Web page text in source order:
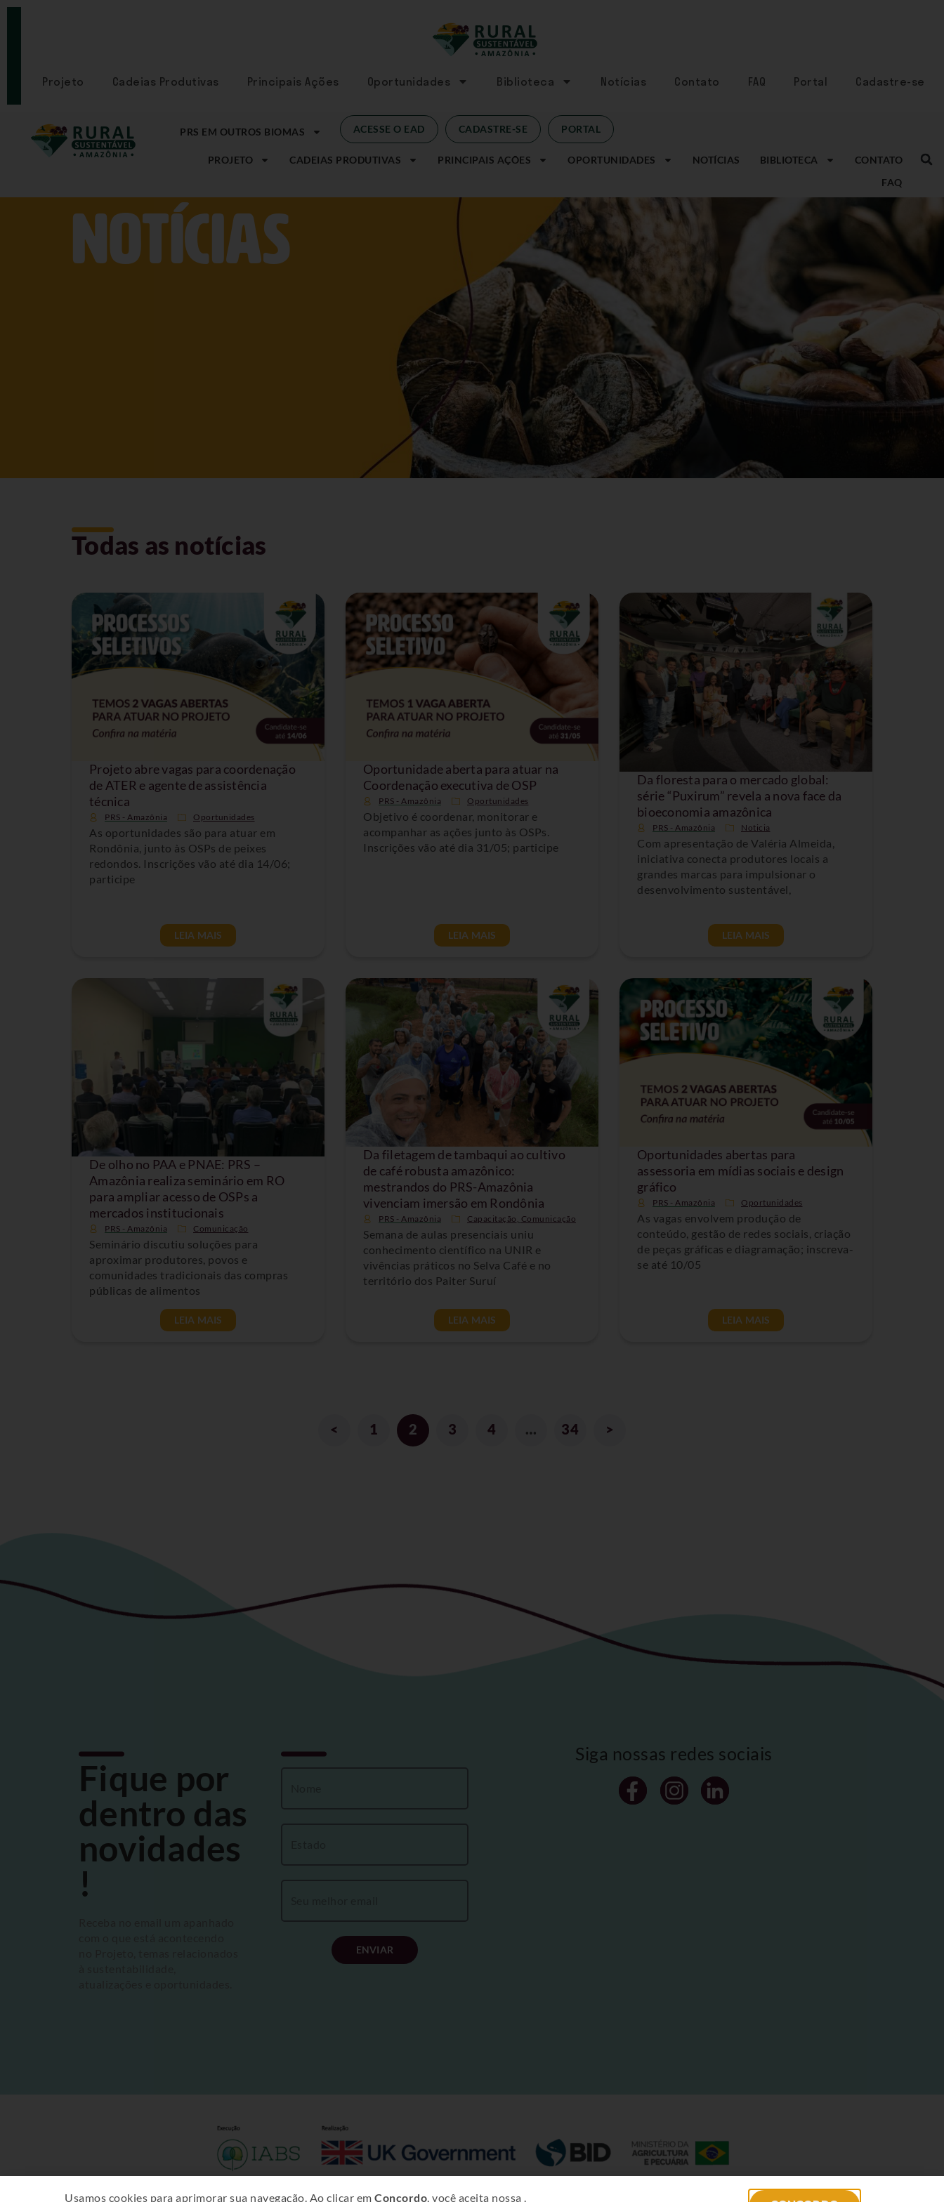
SE
Projeto Cadeias Produtivas Principais Ações Oportunidades Biblioteca Notícias Contato FAQ Portal Cadastre-se
PRS EM OUTROS BIOMAS ACESSE O EAD CADASTRE-SE PORTAL
PROJETO CADEIAS PRODUTIVAS PRINCIPAIS AÇÕES OPORTUNIDADES NOTÍCIAS BIBLIOTECA
CONTATO
FAQ
NOtícias
Todas as notícias
Projeto abre vagas para coordenação
de ATER e agente de assistência
técnica
PRS - Amazônia Oportunidades
As oportunidades são para atuar em
Rondônia, junto às OSPs de peixes
redondos. Inscrições vão até dia 14/06;
participe
LEIA MAIS
Oportunidade aberta para atuar na
Coordenação executiva de OSP
PRS - Amazônia Oportunidades
Objetivo é coordenar, monitorar e
acompanhar as ações junto às OSPs.
Inscrições vão até dia 31/05; participe
LEIA MAIS
Da floresta para o mercado global:
série “Puxirum” revela a nova face da
bioeconomia amazônica
PRS - Amazônia Noticia
Com apresentação de Valéria Almeida,
iniciativa conecta produtores locais a
grandes marcas para impulsionar o
desenvolvimento sustentável,
LEIA MAIS
De olho no PAA e PNAE: PRS –
Amazônia realiza seminário em RO
para ampliar acesso de OSPs a
mercados institucionais
PRS - Amazônia Comunicação
Seminário discutiu soluções para
aproximar produtores, povos e
comunidades tradicionais das compras
públicas de alimentos
LEIA MAIS
Da filetagem de tambaqui ao cultivo
de café robusta amazônico:
mestrandos do PRS-Amazônia
vivenciam imersão em Rondônia
PRS - Amazônia Capacitação Comunicação
Semana de aulas presenciais uniu
conhecimento científico na UNIR e
vivências práticos no Selva Café e no
território dos Paiter Suruí
LEIA MAIS
Oportunidades abertas para
assessoria em mídias sociais e design
gráfico
PRS - Amazônia Oportunidades
As vagas envolvem produção de
conteúdo, gestão de redes sociais, criação
de peças gráficas e diagramação; inscreva-
se até 10/05
LEIA MAIS
< 1 2 3 4 … 34 >
Fique por
dentro das
novidades
!
ENVIAR
Siga nossas redes sociais
Copyright © 2025 – Projeto Rural Sustentável – Amazônia.
Usamos cookies para aprimorar sua navegação. Ao clicar emConcordo, você aceita nossa.